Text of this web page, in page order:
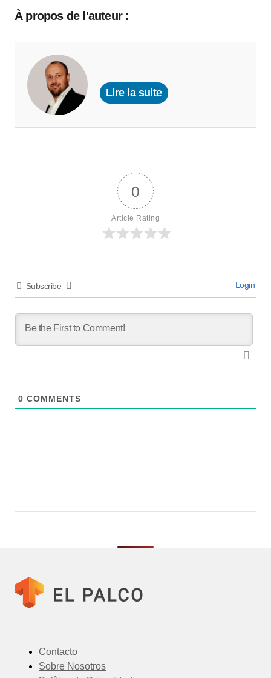
À propos de l'auteur :
Lire la suite
0
Article Rating
Subscribe Login
0 COMMENTS
Contacto
Sobre Nosotros